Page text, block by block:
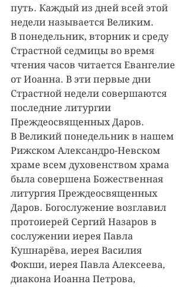
путь. Каждый из дней всей этой
недели называется Великим.
В понедельник, вторник и среду
Страстной седмицы во время
чтения часов читается Евангелие
от Иоанна. В эти первые дни
Страстной недели совершаются
последние литургии
Преждеосвященных Даров.
В Великий понедельник в нашем
Рижском Александро-Невском
храме всем духовенством храма
была совершена Божественная
литургия Преждеосвященных
Даров. Богослужение возглавил
протоиерей Сергий Назаров в
сослужении иерея Павла
Кушнарёва, иерея Василия
Фокши, иерея Павла Алексеева,
диакона Иоанна Петрова,